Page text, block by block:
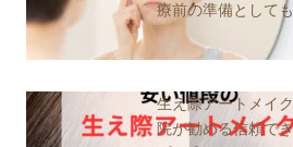
療前の準備として
生え際アートメイ
院が勧める信頼で